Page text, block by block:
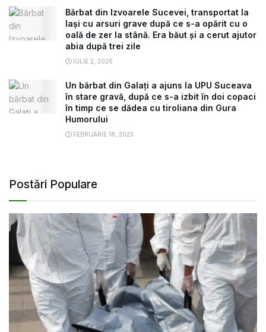
Bărbat din Izvoarele Sucevei, transportat la
Iași cu arsuri grave după ce s-a opărit cu o
oală de zer la stână. Era băut și a cerut ajutor
abia după trei zile
IULIE 2, 2026
Un bărbat din Galați a ajuns la UPU Suceava
în stare gravă, după ce s-a izbit în doi copaci
în timp ce se dădea cu tiroliana din Gura
Humorului
FEBRUARIE 18, 2023
Postări Populare